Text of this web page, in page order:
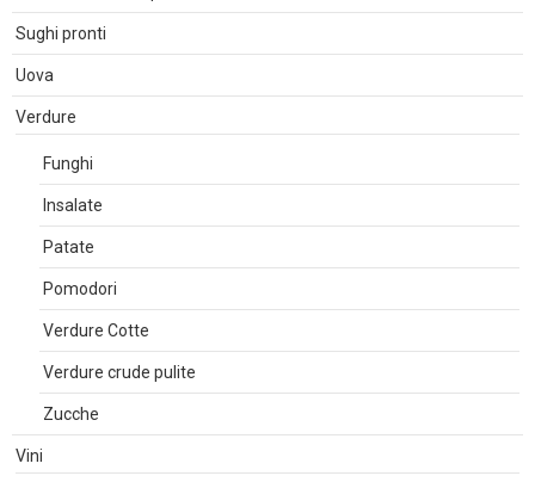
Sughi pronti
Uova
Verdure
Funghi
Insalate
Patate
Pomodori
Verdure Cotte
Verdure crude pulite
Zucche
Vini